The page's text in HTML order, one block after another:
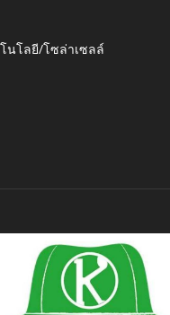
นโลยี/โซล่าเซลล์